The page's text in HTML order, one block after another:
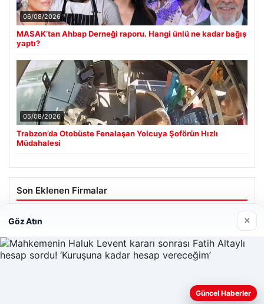
06/08/2026
MASAK’tan Ahbap Derneği raporu. Hangi ünlü ne kadar bağış
yaptı?
05/08/2026
Trabzon’da Otobüste Fenalaşan Yolcuya Şoförün Hızlı
Müdahalesi
Son Eklenen Firmalar
Hastaş Beton
Web sitemizi nasıl kullandığınızı daha iyi anlayabilmek,
Göz Atın ×
Güncel Haberler